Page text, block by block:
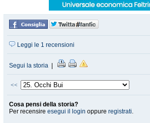
Leggi le 1 recensioni
Segui la storia
<<
Cosa pensi della storia?
Per recensire esegui il login oppure registrati.